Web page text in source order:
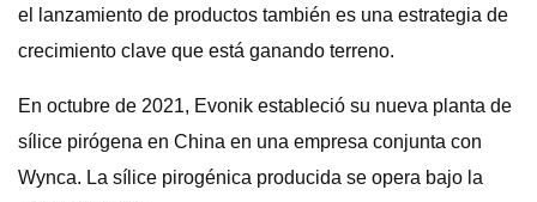
el lanzamiento de productos también es una estrategia de
crecimiento clave que está ganando terreno.
En octubre de 2021, Evonik estableció su nueva planta de
sílice pirógena en China en una empresa conjunta con
Wynca. La sílice pirogénica producida se opera bajo la